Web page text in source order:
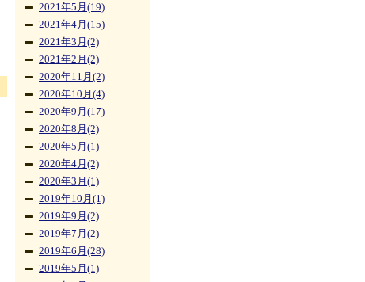
2021年5月(19)
2021年4月(15)
2021年3月(2)
2021年2月(2)
2020年11月(2)
2020年10月(4)
2020年9月(17)
2020年8月(2)
2020年5月(1)
2020年4月(2)
2020年3月(1)
2019年10月(1)
2019年9月(2)
2019年7月(2)
2019年6月(28)
2019年5月(1)